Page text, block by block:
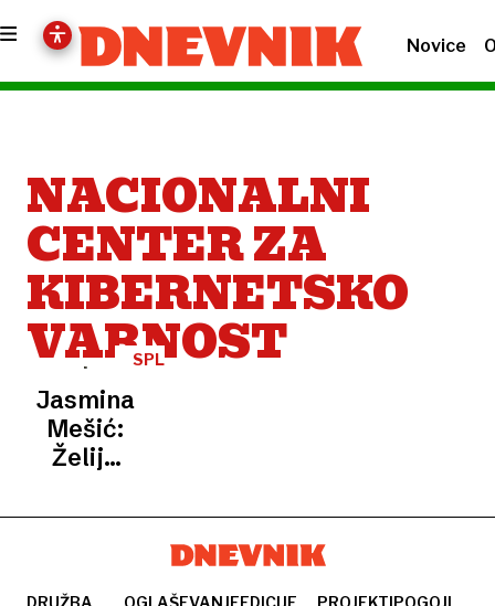
Novice
NACIONALNI
CENTER ZA
KIBERNETSKO
VARNOST
SPLETNE
Jasmina
Mešić:
Želijo
spraviti
DRUŽBA
OGLAŠEVANJEEDICIJE
PROJEKTIPOGOJI